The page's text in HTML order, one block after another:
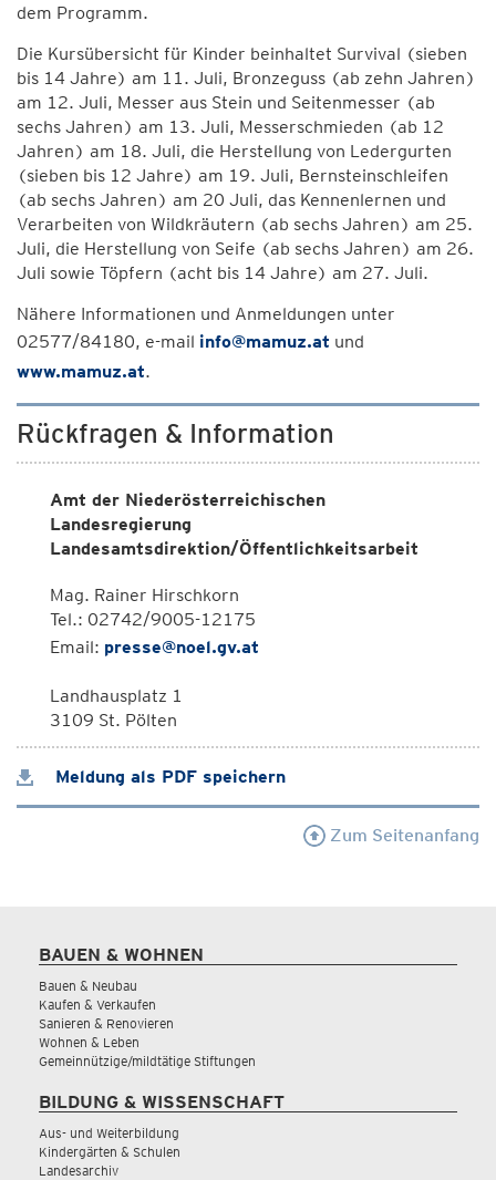
dem Programm.
Die Kursübersicht für Kinder beinhaltet Survival (sieben
bis 14 Jahre) am 11. Juli, Bronzeguss (ab zehn Jahren)
am 12. Juli, Messer aus Stein und Seitenmesser (ab
sechs Jahren) am 13. Juli, Messerschmieden (ab 12
Jahren) am 18. Juli, die Herstellung von Ledergurten
(sieben bis 12 Jahre) am 19. Juli, Bernsteinschleifen
(ab sechs Jahren) am 20 Juli, das Kennenlernen und
Verarbeiten von Wildkräutern (ab sechs Jahren) am 25.
Juli, die Herstellung von Seife (ab sechs Jahren) am 26.
Juli sowie Töpfern (acht bis 14 Jahre) am 27. Juli.
Nähere Informationen und Anmeldungen unter
02577/84180, e-mail info@mamuz.at und
www.mamuz.at.
Rückfragen & Information
Amt der Niederösterreichischen
Landesregierung
Landesamtsdirektion/Öffentlichkeitsarbeit
Mag. Rainer Hirschkorn
Tel.: 02742/9005-12175
Email: presse@noel.gv.at
Landhausplatz 1
3109 St. Pölten
Meldung als PDF speichern
Zum Seitenanfang
BAUEN & WOHNEN
Bauen & Neubau
Kaufen & Verkaufen
Sanieren & Renovieren
Wohnen & Leben
Gemeinnützige/mildtätige Stiftungen
BILDUNG & WISSENSCHAFT
Aus- und Weiterbildung
Kindergärten & Schulen
Landesarchiv